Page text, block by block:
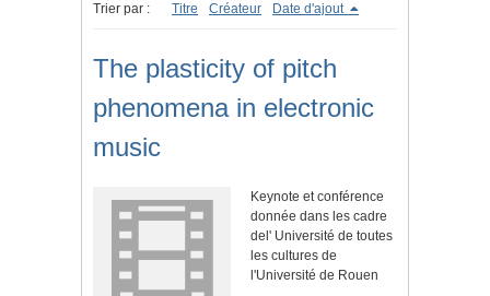
Trier par : Titre Créateur Date d'ajout
The plasticity of pitch
phenomena in electronic
music
Keynote et conférence
donnée dans les cadre
del' Université de toutes
les cultures de
l'Université de Rouen